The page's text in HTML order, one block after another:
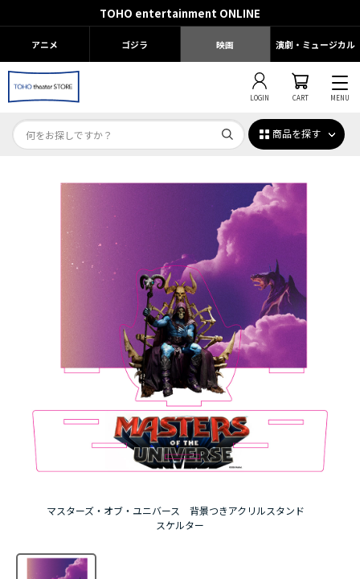
TOHO entertainment ONLINE
アニメ ゴジラ 映画 演劇・ミュージカル
LOGIN CART MENU
商品を探す
マスターズ・オブ・ユニバース 背景つきアクリルスタンド
スケルター